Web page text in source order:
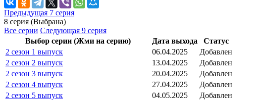
Предыдущая 7 серия
8 серия (Выбрана)
Все серии Следующая 9 серия
Выбор серии (Жми на серию)
Дата выхода
Статус
2 сезон 1 выпуск
06.04.2025
Добавлен
2 сезон 2 выпуск
13.04.2025
Добавлен
2 сезон 3 выпуск
20.04.2025
Добавлен
2 сезон 4 выпуск
27.04.2025
Добавлен
2 сезон 5 выпуск
04.05.2025
Добавлен